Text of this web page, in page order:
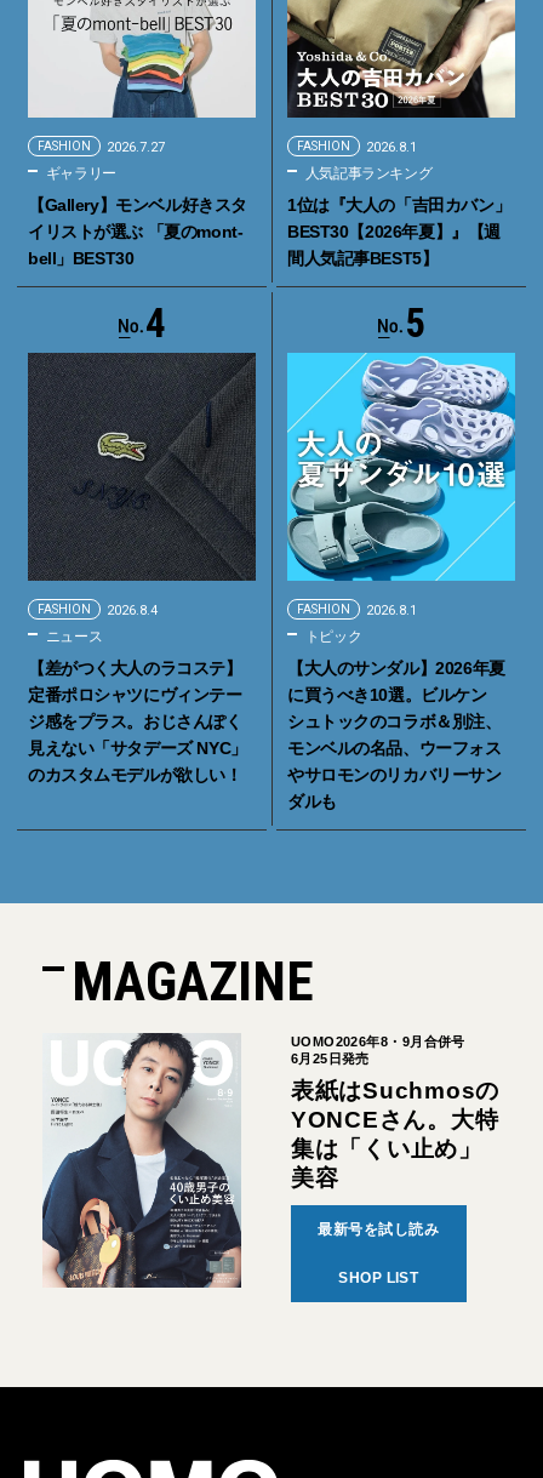
FASHION 2026.7.27
ギャラリー
【Gallery】モンベル好きスタ
イリストが選ぶ 「夏のmont-
bell」BEST30
FASHION 2026.8.1
人気記事ランキング
1位は『大人の「吉田カバン」
BEST30【2026年夏】』【週
間人気記事BEST5】
4
FASHION 2026.8.4
ニュース
【差がつく大人のラコステ】
定番ポロシャツにヴィンテー
ジ感をプラス。おじさんぽく
見えない「サタデーズ NYC」
のカスタムモデルが欲しい！
5
FASHION 2026.8.1
トピック
【大人のサンダル】2026年夏
に買うべき10選。ビルケン
シュトックのコラボ＆別注、
モンベルの名品、ウーフォス
やサロモンのリカバリーサン
ダルも
MAGAZINE
UOMO2026年8・9月合併号
6月25日発売
表紙はSuchmosの
YONCEさん。大特
集は「くい止め」
美容
最新号を試し読み
SHOP LIST